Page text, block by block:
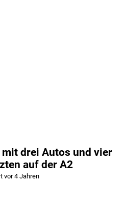
drei Autos und vier
auf der A2
vor 4 Jahren